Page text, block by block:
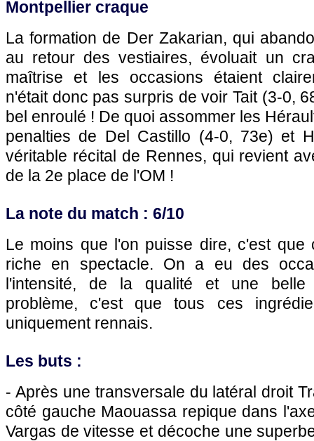
Montpellier craque
La formation de Der Zakarian, qui
au retour des vestiaires, évoluait un
maîtrise et les occasions étaient
n'était donc pas surpris de voir Tait (3-0,
bel enroulé ! De quoi assommer les
penalties de Del Castillo (4-0, 73e) et
véritable récital de Rennes, qui revient
de la 2e place de l'OM !
La note du match : 6/10
Le moins que l'on puisse dire, c'est que
riche en spectacle. On a eu des
l'intensité, de la qualité et une belle
problème, c'est que tous ces
uniquement rennais.
Les buts :
- Après une transversale du latéral droit
côté gauche Maouassa repique dans
Vargas de vitesse et décoche une